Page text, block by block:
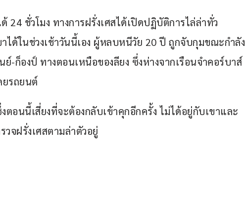
24 ชั่วโมง ทางการฝรั่งเศสได้เปิดปฏิบัติการไล่ล่าทั่ว
ได้ในช่วงเช้าวันนี้เอง ผู้หลบหนีวัย 20 ปี ถูกจับกุมขณะกำลัง
ย์-ก็องป์ ทางตอนเหนือของลียง ซึ่งห่างจากเรือนจำคอร์บาส์
ยรถยนต์
ตอนนี้เสี่ยงที่จะต้องกลับเข้าคุกอีกครั้ง ไม่ได้อยู่กับเขาและ
จฝรั่งเศสตามล่าตัวอยู่